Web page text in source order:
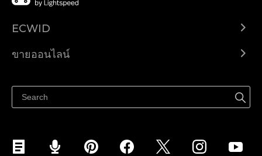
ECWID
ราคา
ขายออนไลน์
ขายบนเฟสบุ๊ค